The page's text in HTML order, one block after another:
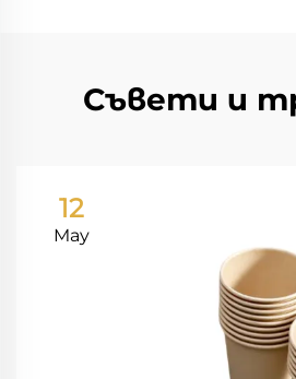
Съвети и
12
May